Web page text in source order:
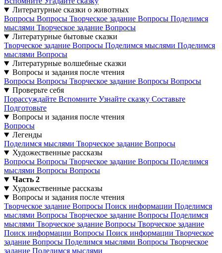
Литературные сказки о животных
Вопросы Вопросы Творческое задание Вопросы Поделимся
мыслями Творческое задание Вопросы
Литературные бытовые сказки
Творческое задание Вопросы Поделимся мыслями Поделимся
мыслями Вопросы
Литературные волшебные сказки
Вопросы и задания после чтения
Вопросы Вопросы Творческое задание Вопросы Вопросы
Проверьте себя
Порассуждайте Вспомните Узнайте сказку Составьте
Подготовьте
Вопросы и задания после чтения
Вопросы
Легенды
Поделимся мыслями Творческое задание Вопросы
Художественные рассказы
Вопросы Вопросы Творческое задание Вопросы Поделимся
мыслями Вопросы Вопросы
Часть 2
Художественные рассказы
Вопросы и задания после чтения
Творческое задание Вопросы Поиск информации Поделимся
мыслями Вопросы Творческое задание Вопросы Поделимся
мыслями Творческое задание Вопросы Творческое задание
Поиск информации Вопросы Поиск информации Творческое
задание Вопросы Поделимся мыслями Вопросы Творческое
задание Поделимся мыслями